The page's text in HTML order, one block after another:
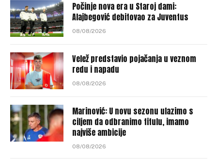
Počinje nova era u Staroj dami:
Alajbegović debitovao za Juventus
08/08/2026
Velež predstavio pojačanja u veznom
redu i napadu
08/08/2026
Marinović: U novu sezonu ulazimo s
ciljem da odbranimo titulu, imamo
najviše ambicije
08/08/2026